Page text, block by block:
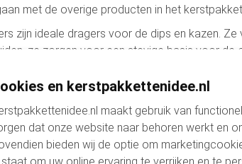
met de overige producten in het
zijn ideale dragers voor de dips en kazen.
ze zorgen voor een stevige basis voor de
ambachtelijke bieren en fijne wijnen voegt
borrelervaring. Ze maken het pakket
borrelhapjes zoals chorizo, salami en fijne
en bieden een heerlijke aanvulling
pakketten staan garant voor kwaliteit en
en kerstpakkettenidee.nl
maakt gebruik van
dat onze website naar behoren werkt en
bieden wij de optie om
staat om uw online ervaring te verrijken en te